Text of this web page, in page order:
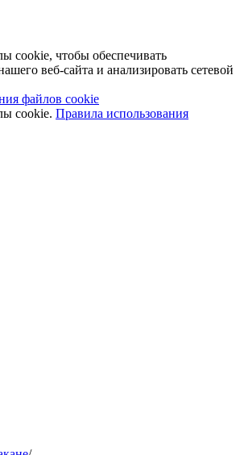
cookie, чтобы обеспечивать
веб-сайта и анализировать сетевой
файлов cookie
cookie. Правила использования